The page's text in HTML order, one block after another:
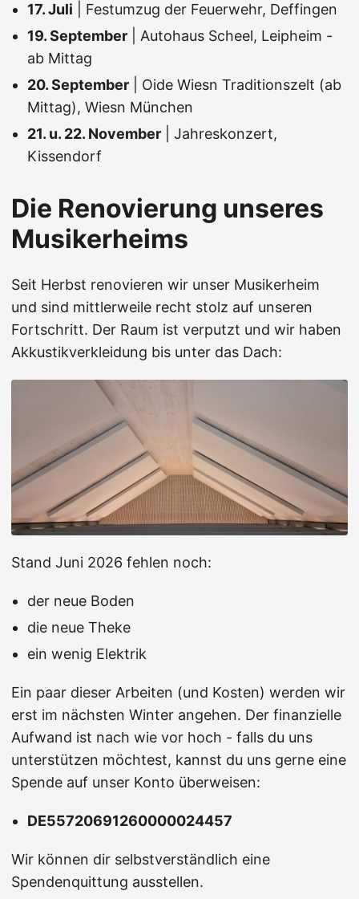
17. Juli | Festumzug der Feuerwehr, Deffingen
19. September | Autohaus Scheel, Leipheim -
ab Mittag
20. September | Oide Wiesn Traditionszelt (ab
Mittag), Wiesn München
21. u. 22. November | Jahreskonzert,
Kissendorf
Die Renovierung unseres
Musikerheims
Seit Herbst renovieren wir unser Musikerheim
und sind mittlerweile recht stolz auf unseren
Fortschritt. Der Raum ist verputzt und wir haben
Akkustikverkleidung bis unter das Dach:
Stand Juni 2026 fehlen noch:
der neue Boden
die neue Theke
ein wenig Elektrik
Ein paar dieser Arbeiten (und Kosten) werden wir
erst im nächsten Winter angehen. Der finanzielle
Aufwand ist nach wie vor hoch - falls du uns
unterstützen möchtest, kannst du uns gerne eine
Spende auf unser Konto überweisen:
DE55720691260000024457
Wir können dir selbstverständlich eine
Spendenquittung ausstellen.